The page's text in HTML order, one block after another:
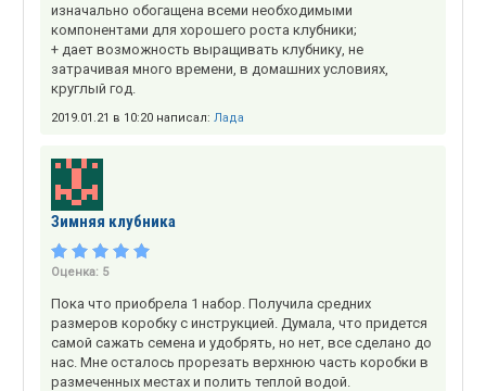
изначально обогащена всеми необходимыми
компонентами для хорошего роста клубники;
+ дает возможность выращивать клубнику, не
затрачивая много времени, в домашних условиях,
круглый год.
2019.01.21 в 10:20 написал: Лада
Зимняя клубника
Оценка: 5
Пока что приобрела 1 набор. Получила средних
размеров коробку с инструкцией. Думала, что придется
самой сажать семена и удобрять, но нет, все сделано до
нас. Мне осталось прорезать верхнюю часть коробки в
размеченных местах и полить теплой водой.